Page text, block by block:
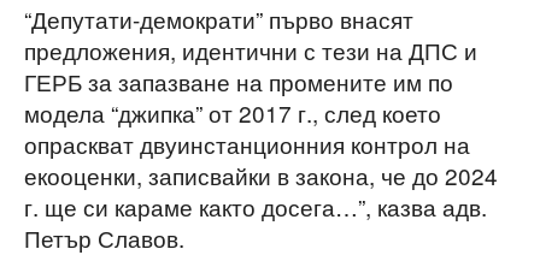
“Депутати-демократи” първо внасят
предложения, идентични с тези на ДПС и
ГЕРБ за запазване на промените им по
модела “джипка” от 2017 г., след което
опраскват двуинстанционния контрол на
екооценки, записвайки в закона, че до 2024
г. ще си караме както досега…”, казва адв.
Петър Славов.